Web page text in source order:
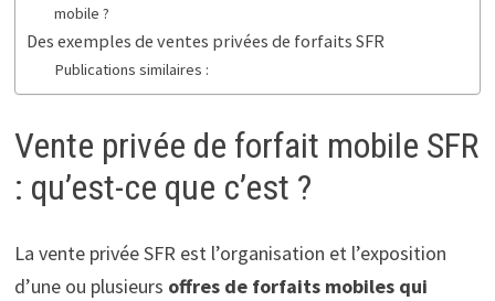
mobile ?
Des exemples de ventes privées de forfaits SFR
Publications similaires :
Vente privée de forfait mobile SFR
: qu’est-ce que c’est ?
La vente privée SFR est l’organisation et l’exposition
d’une ou plusieurs offres de forfaits mobiles qui